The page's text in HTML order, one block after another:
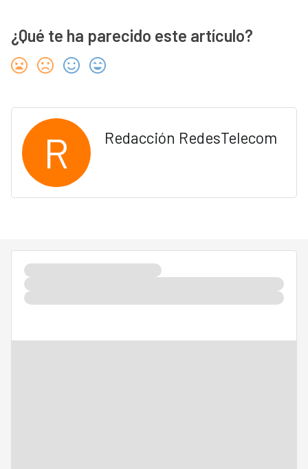
¿Qué te ha parecido este artículo?
R Redacción RedesTelecom